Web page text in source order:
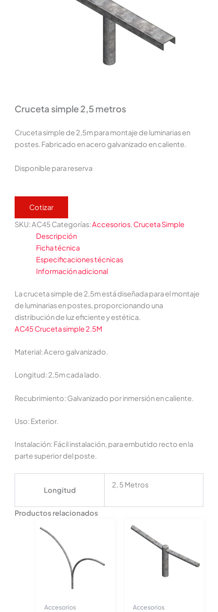
Cruceta simple 2,5 metros
Cruceta simple de 2,5m para montaje de luminarias en
postes. Fabricado en acero galvanizado en caliente.
Disponible para reserva
Cotizar
SKU:AC45 Categorías:Accesorios, Cruceta Simple
Descripción
Ficha técnica
Especificaciones técnicas
Información adicional
La cruceta simple de 2,5m está diseñada para el montaje
de luminarias en postes, proporcionando una
distribución de luz eficiente y estética.
AC45 Cruceta simple 2.5M
Material: Acero galvanizado.
Longitud: 2,5m cada lado.
Recubrimiento: Galvanizado por inmersión en caliente.
Uso: Exterior.
Instalación: Fácil instalación, para embutido recto en la
parte superior del poste.
Longitud
2, 5 Metros
Productos relacionados
Accesorios Accesorios